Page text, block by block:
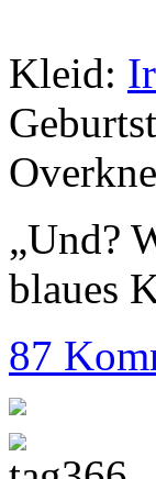
Kleid:
„Und?
blaues
87